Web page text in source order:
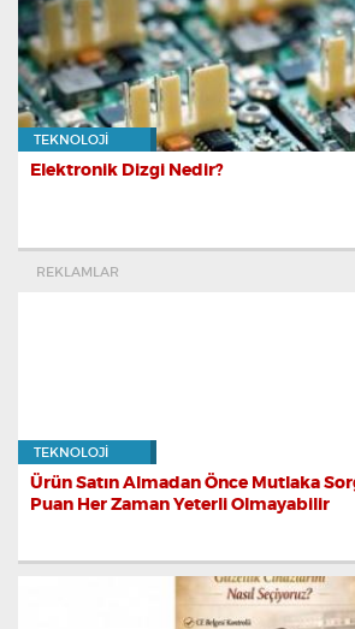
TEKNOLOJI
Elektronik Dizgi Nedir?
REKLAMLAR
TEKNOLOJI
Ürün Satın Almadan Önce Mutlaka
Puan Her Zaman Yeterli Olmayabilir